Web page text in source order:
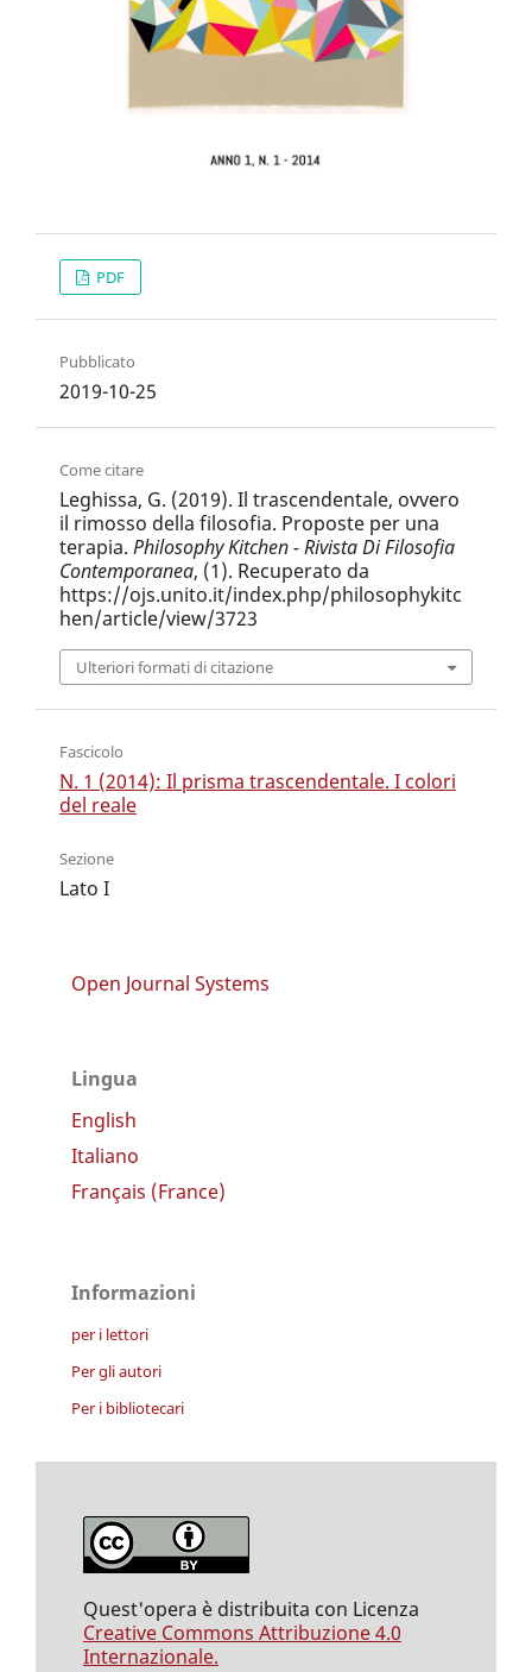
PDF
Pubblicato
2019-10-25
Come citare
Leghissa, G. (2019). Il trascendentale, ovvero
il rimosso della filosofia. Proposte per una
terapia. Philosophy Kitchen - Rivista Di Filosofia
Contemporanea, (1). Recuperato da
https://ojs.unito.it/index.php/philosophykitc
hen/article/view/3723
Ulteriori formati di citazione
Fascicolo
N. 1 (2014): Il prisma trascendentale. I colori
del reale
Sezione
Lato I
Open Journal Systems
Lingua
English
Italiano
Français (France)
Informazioni
per i lettori
Per gli autori
Per i bibliotecari
Quest'opera è distribuita con Licenza
Creative Commons Attribuzione 4.0
Internazionale.